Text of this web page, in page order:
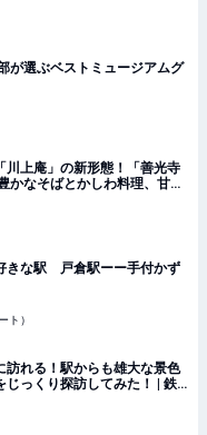
が選ぶベストミュージアムグ
川上庵」の新形態！「善光寺
かなそばとかしわ料理、甘味
きな駅 戸倉駅ーー手付かず
ト）
訪れる！駅からも雄大な景色
じっくり探訪してみた！ | 鉄